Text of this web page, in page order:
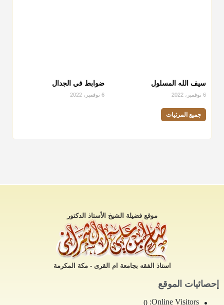
سيف الله المسلول
6 نوفمبر، 2022
ضوابط في الجدال
6 نوفمبر، 2022
جميع المرئيات
موقع فضيلة الشيخ الأستاذ الدكتور
استاذ الفقه بجامعة ام القرى - مكة المكرمة
إحصائيات الموقع
Online Visitors:
0